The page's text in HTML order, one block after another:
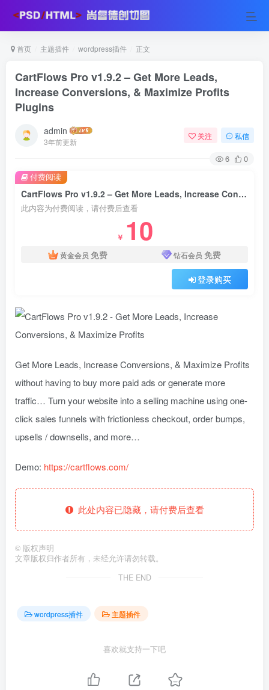
首页 主题插件 wordpress插件 正文
CartFlows Pro v1.9.2 – Get More Leads,
Increase Conversions, & Maximize Profits
Plugins
admin
3年前更新
关注 私信
6 0
CartFlows Pro v1.9.2 – Get More Leads, Increase Conversions, & Maximize Profits Plugins
此内容为付费阅读，请付费后查看
￥ 10
黄金会员 免费 钻石会员 免费
登录购买
付费阅读
Get More Leads, Increase Conversions, & Maximize Profits
without having to buy more paid ads or generate more
traffic… Turn your website into a selling machine using one-
click sales funnels with frictionless checkout, order bumps,
upsells / downsells, and more…
Demo: https://cartflows.com/
此处内容已隐藏，请付费后查看
© 版权声明
文章版权归作者所有，未经允许请勿转载。
THE END
wordpress插件 主题插件
喜欢就支持一下吧